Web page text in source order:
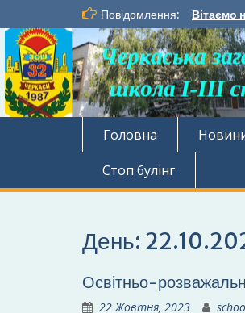
до
вмісту
Повідомлення: Вітаємо
Головна
Стоп булінг
День:
Освітньо-
22 Жовтня, 2023